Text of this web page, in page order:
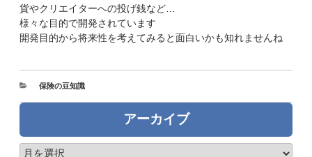
貨やクリエイターへの投げ銭など…
様々な目的で開発されています
開発目的から将来性を考えてみると面白いかも知れませんね
カ
保険の豆知識
アーカイブ
ア